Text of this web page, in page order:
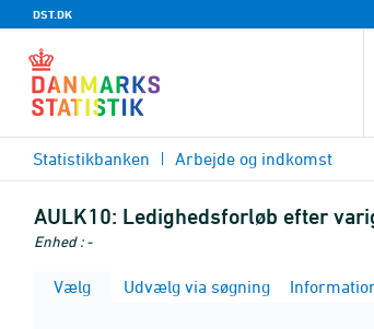
DST.DK
Statistikbanken Arbejde og indkomst
AULK10: Ledighedsforløb efter
Enhed : -
Vælg Udvælg via søgning